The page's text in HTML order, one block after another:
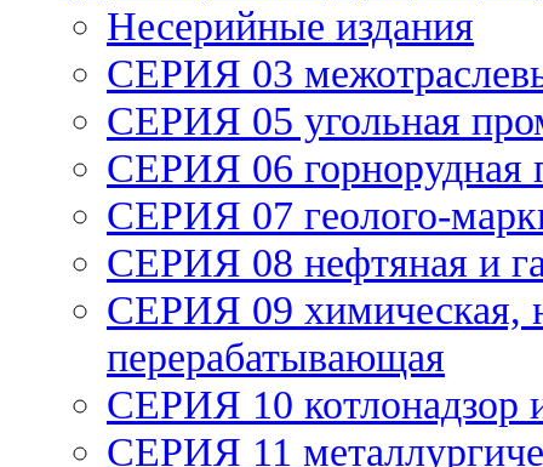
Несерийные издания
СЕРИЯ 03
СЕРИЯ 05 угольная
СЕРИЯ 06 горнорудная
СЕРИЯ 07 геолого-
СЕРИЯ 08 нефтяная и
СЕРИЯ 09 химическая,
перерабатывающая
СЕРИЯ 10 котлонадзор
СЕРИЯ 11